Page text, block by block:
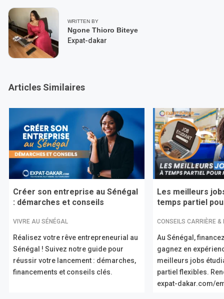
WRITTEN BY
Ngone Thioro Biteye
Expat-dakar
Articles Similaires
Créer son entreprise au Sénégal
: démarches et conseils
VIVRE AU SÉNÉGAL
Réalisez votre rêve entrepreneurial au
Sénégal ! Suivez notre guide pour
réussir votre lancement : démarches,
financements et conseils clés.
Les meilleurs
temps partiel
CONSEILS CARRIÈRE &
Au Sénégal,
gagnez en
meilleurs jobs
partiel flexibles.
expat-dakar.com/